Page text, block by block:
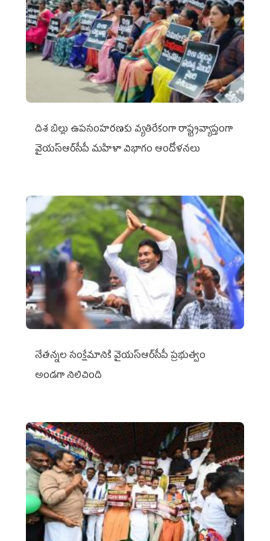
దిశ బిల్లు ఉపసంహరణకు వ్యతిరేకంగా రాష్ట్రవ్యాప్తంగా
వైయ‌స్ఆర్‌సీపీ మహిళా విభాగం ఆందోళనలు
నేతన్నల సంక్షేమానికి వైయ‌స్ఆర్‌సీపీ ప్రభుత్వం
అండగా నిలిచింది